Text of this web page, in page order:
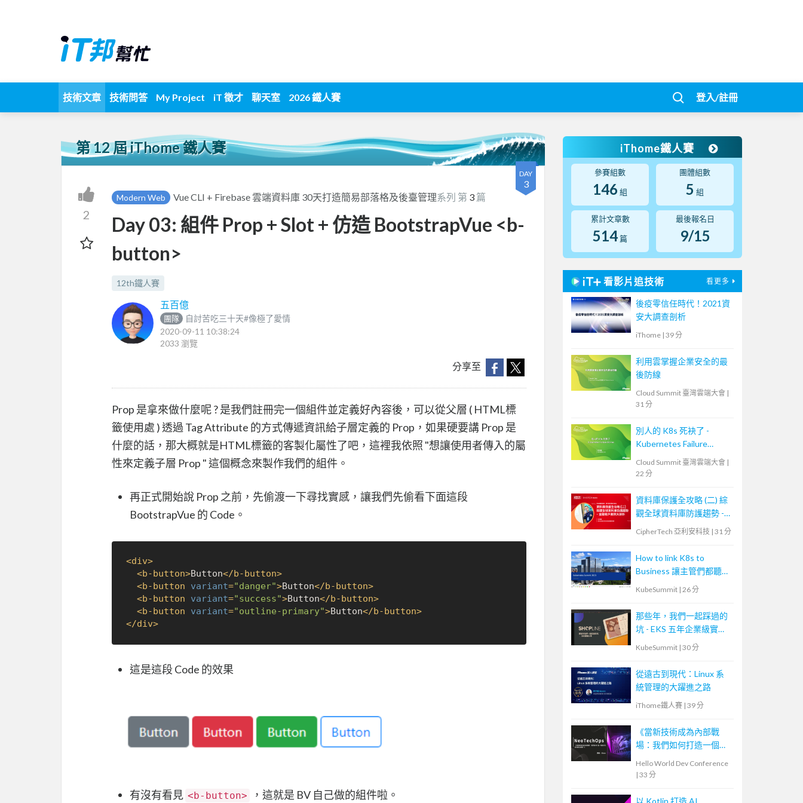
技術文章 技術問答 My Project iT 徵才 聊天室 2026 鐵人賽 登入/註冊
第 12 屆 iThome 鐵人賽
DAY
3
2
Modern Web Vue CLI + Firebase 雲端資料庫 30天打造簡易部落格及後臺管理系列 第 3 篇
Day 03: 組件 Prop + Slot + 仿造 BootstrapVue <b-
button>
12th鐵人賽
五百億
團隊
自討苦吃三十天#像極了愛情
2020-09-11 10:38:24
2033 瀏覽
分享至
Prop 是拿來做什麼呢 ? 是我們註冊完一個組件並定義好內容後，可以從父層 ( HTML標
籤使用處 ) 透過 Tag Attribute 的方式傳遞資訊給子層定義的 Prop，如果硬要講 Prop 是
什麼的話，那大概就是HTML標籤的客製化屬性了吧，這裡我依照 "想讓使用者傳入的屬
性來定義子層 Prop " 這個概念來製作我們的組件。
再正式開始說 Prop 之前，先偷渡一下尋找實感，讓我們先偷看下面這段
BootstrapVue 的 Code。
<div>
<b-button>Button</b-button>
<b-button variant="danger">Button</b-button>
<b-button variant="success">Button</b-button>
<b-button variant="outline-primary">Button</b-button>
</div>
這是這段 Code 的效果
有沒有看見 <b-button>
，這就是 BV 自己做的組件啦。
iThome鐵人賽
參賽組數
146 組
團體組數
5 組
累計文章數
514 篇
最後報名日
9/15
看影片追技術 看更多
後疫零信任時代！2021資
安大調查剖析
iThome | 39 分
利用雲掌握企業安全的最
後防線
Cloud Summit 臺灣雲端大會 |
31 分
別人的 K8s 死袂了 -
Kubernetes Failure
Cloud Summit 臺灣雲端大會 |
22 分
資料庫保護全攻略 (二) 綜
觀全球資料庫防護趨勢 -
金融客戶案例大剖析
CipherTech 亞利安科技 | 31 分
How to link K8s to
Business 讓主管們都聽得
KubeSummit | 26 分
那些年，我們一起踩過的
坑 - EKS 五年企業級實戰
KubeSummit | 30 分
從遠古到現代：Linux 系
統管理的大躍進之路
iThome鐵人賽 | 39 分
《當新技術成為內部戰
場：我們如何打造一個能
NeoTech Ops
Hello World Dev Conference
| 33 分
以 Kotlin 打造 AI